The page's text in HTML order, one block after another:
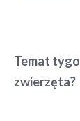
Temat
zwierzęta?